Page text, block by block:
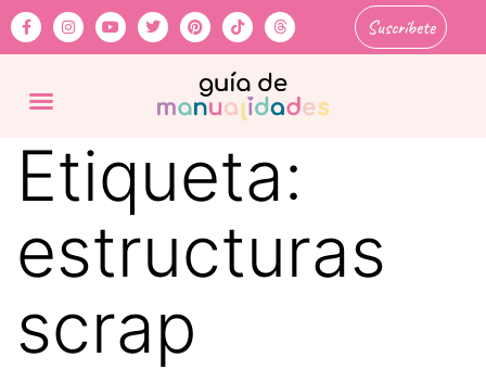
Suscríbete
Etiqueta:
estructuras
scrap